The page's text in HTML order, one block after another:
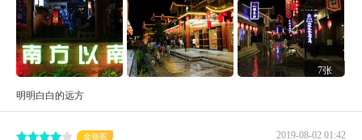
7张
明明白白的远方
2019-08-02 01:42
金骆驼